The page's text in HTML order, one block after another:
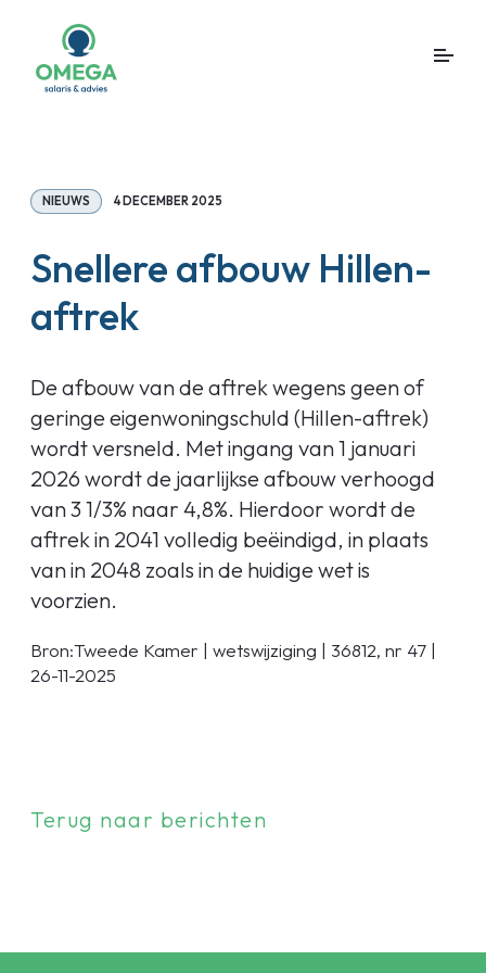
NIEUWS 4 DECEMBER 2025
Snellere afbouw Hillen-
aftrek
De afbouw van de aftrek wegens geen of
geringe eigenwoningschuld (Hillen-aftrek)
wordt versneld. Met ingang van 1 januari
2026 wordt de jaarlijkse afbouw verhoogd
van 3 1/3% naar 4,8%. Hierdoor wordt de
aftrek in 2041 volledig beëindigd, in plaats
van in 2048 zoals in de huidige wet is
voorzien.
Bron:Tweede Kamer | wetswijziging | 36812, nr 47 |
26-11-2025
Terug naar berichten